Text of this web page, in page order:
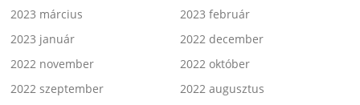
2023 március
2023 február
2023 január
2022 december
2022 november
2022 október
2022 szeptember
2022 augusztus